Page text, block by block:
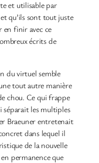
et utilisable par
qu’ils sont tout juste
en finir avec ce
écrits de
du virtuel semble
tout autre manière
chou. Ce qui frappe
séparait les multiples
Braeuner entretenait
dans lequel il
de la nouvelle
permanence que